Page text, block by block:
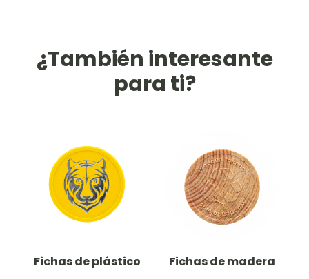
¿También interesante
para ti?
Fichas de plástico Fichas de madera